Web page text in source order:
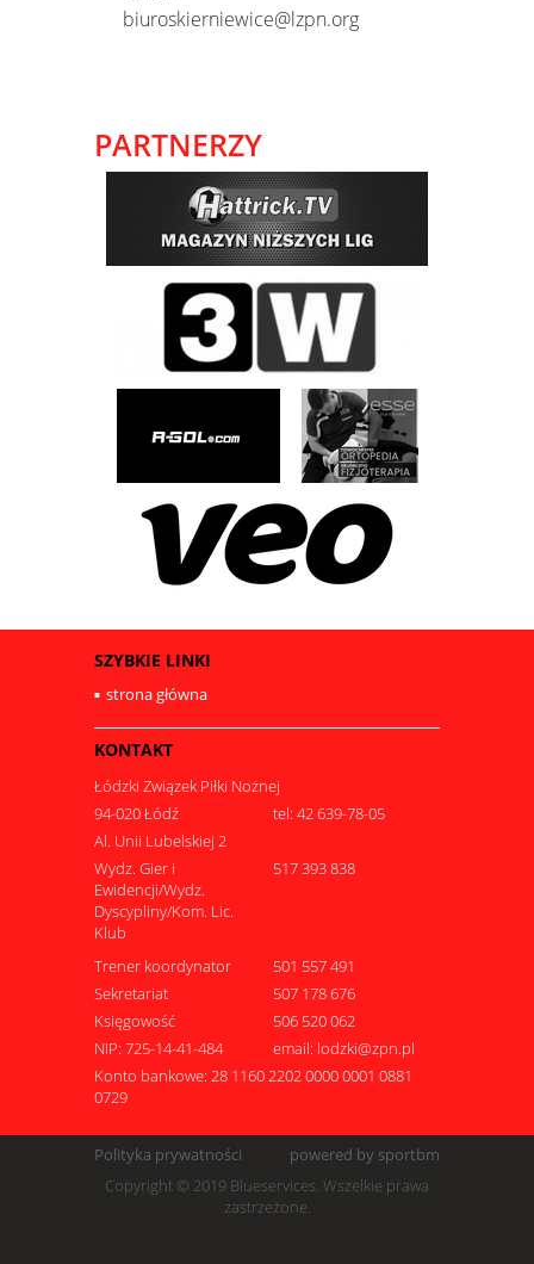
biuroskierniewice@lzpn.org
PARTNERZY
SZYBKIE LINKI
strona główna
KONTAKT
Łódzki Związek Piłki Nożnej
94-020 Łódź
tel: 42 639-78-05
Al. Unii Lubelskiej 2
Wydz. Gier i
Ewidencji/Wydz.
Dyscypliny/Kom. Lic.
Klub
517 393 838
Trener koordynator
501 557 491
Sekretariat
507 178 676
Księgowość
506 520 062
NIP: 725-14-41-484
email: lodzki@zpn.pl
Konto bankowe: 28 1160 2202 0000 0001 0881
0729
Polityka prywatności
powered by sportbm
Copyright © 2019 Blueservices. Wszelkie prawa
zastrzeżone.